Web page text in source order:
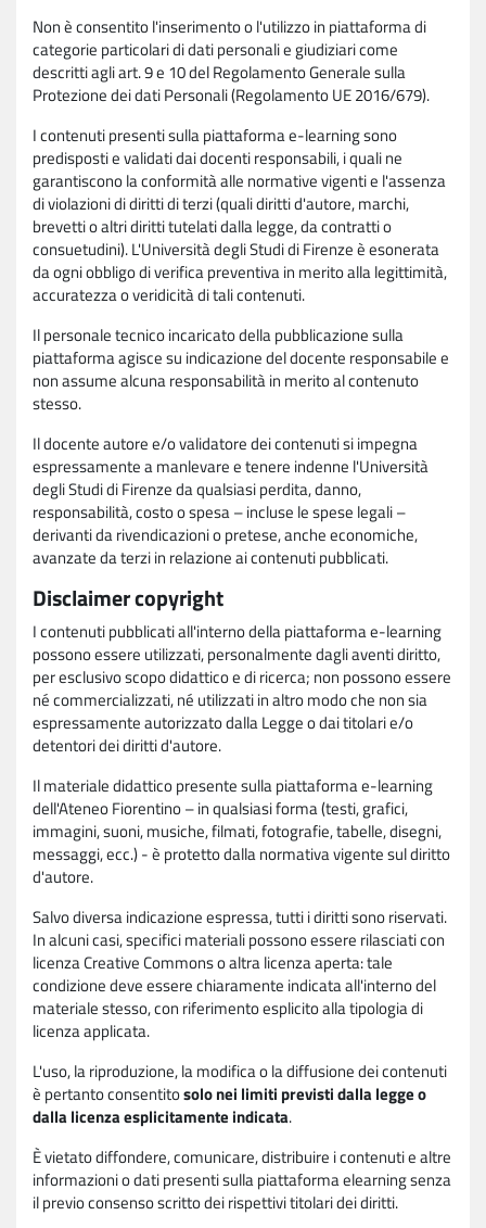
Non è consentito l'inserimento o l'utilizzo in piattaforma di
categorie particolari di dati personali e giudiziari come
descritti agli art. 9 e 10 del Regolamento Generale sulla
Protezione dei dati Personali (Regolamento UE 2016/679).
I contenuti presenti sulla piattaforma e-learning sono
predisposti e validati dai docenti responsabili, i quali ne
garantiscono la conformità alle normative vigenti e l'assenza
di violazioni di diritti di terzi (quali diritti d'autore, marchi,
brevetti o altri diritti tutelati dalla legge, da contratti o
consuetudini). L'Università degli Studi di Firenze è esonerata
da ogni obbligo di verifica preventiva in merito alla legittimità,
accuratezza o veridicità di tali contenuti.
Il personale tecnico incaricato della pubblicazione sulla
piattaforma agisce su indicazione del docente responsabile e
non assume alcuna responsabilità in merito al contenuto
stesso.
Il docente autore e/o validatore dei contenuti si impegna
espressamente a manlevare e tenere indenne l'Università
degli Studi di Firenze da qualsiasi perdita, danno,
responsabilità, costo o spesa – incluse le spese legali –
derivanti da rivendicazioni o pretese, anche economiche,
avanzate da terzi in relazione ai contenuti pubblicati.
Disclaimer copyright
I contenuti pubblicati all'interno della piattaforma e-learning
possono essere utilizzati, personalmente dagli aventi diritto,
per esclusivo scopo didattico e di ricerca; non possono essere
né commercializzati, né utilizzati in altro modo che non sia
espressamente autorizzato dalla Legge o dai titolari e/o
detentori dei diritti d'autore.
Il materiale didattico presente sulla piattaforma e-learning
dell'Ateneo Fiorentino – in qualsiasi forma (testi, grafici,
immagini, suoni, musiche, filmati, fotografie, tabelle, disegni,
messaggi, ecc.) - è protetto dalla normativa vigente sul diritto
d'autore.
Salvo diversa indicazione espressa, tutti i diritti sono riservati.
In alcuni casi, specifici materiali possono essere rilasciati con
licenza Creative Commons o altra licenza aperta: tale
condizione deve essere chiaramente indicata all'interno del
materiale stesso, con riferimento esplicito alla tipologia di
licenza applicata.
L'uso, la riproduzione, la modifica o la diffusione dei contenuti
è pertanto consentitosolo nei limiti previsti dalla legge o
dalla licenza esplicitamente indicata.
È vietato diffondere, comunicare, distribuire i contenuti e altre
informazioni o dati presenti sulla piattaforma elearning senza
il previo consenso scritto dei rispettivi titolari dei diritti.